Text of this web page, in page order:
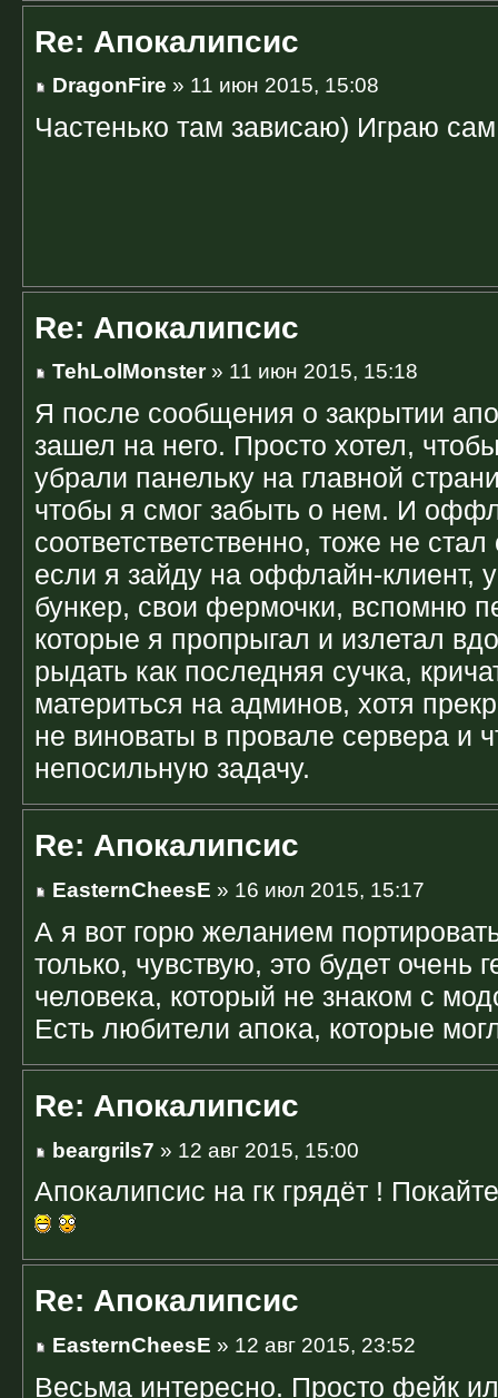
Re: Апокалипсис
DragonFire » 11 июн 2015, 15:08
Частенько там зависаю) Играю
Re: Апокалипсис
TehLolMonster» 11 июн 2015, 15:18
Я после сообщения о закрытии
зашел на него. Просто хотел,
убрали панельку на главной
чтобы я смог забыть о нем. И
соответстветственно, тоже не
если я зайду на оффлайн-клиент,
бункер, свои фермочки, вспомню
которые я пропрыгал и излетал
рыдать как последняя сучка,
материться на админов, хотя
не виноваты в провале сервера и
непосильную задачу.
Re: Апокалипсис
EasternCheesE » 16 июл 2015, 15:17
А я вот горю желанием
только, чувствую, это будет
человека, который не знаком с
Есть любители апока, которые
Re: Апокалипсис
beargrils7 » 12 авг 2015, 15:00
Апокалипсис на гк грядёт !
Re: Апокалипсис
EasternCheesE » 12 авг 2015, 23:52
Весьма интересно. Просто фейк